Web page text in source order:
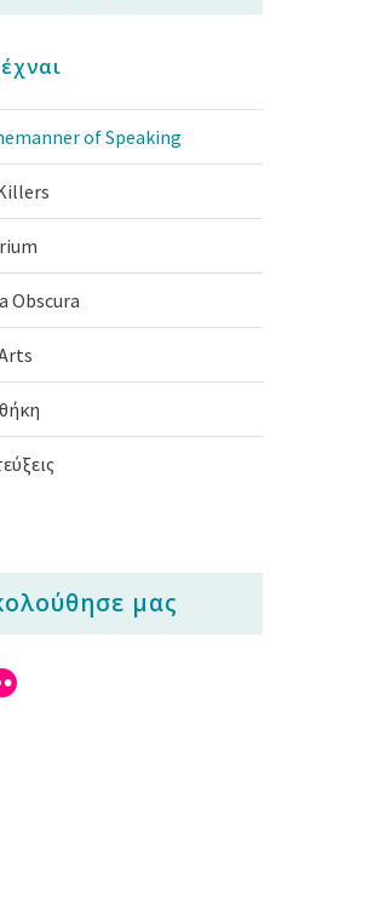
of Speaking
Obscura
μας